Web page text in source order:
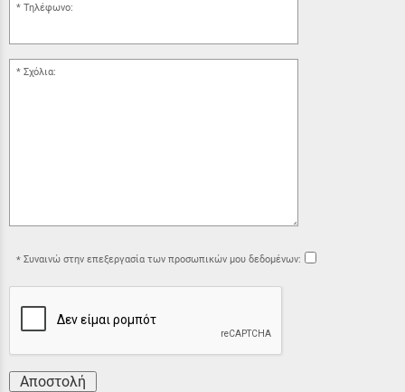
Τηλέφωνο:
Σχόλια:
Συναινώ στην επεξεργασία των προσωπικών μου δεδομένων:
Αποστολή